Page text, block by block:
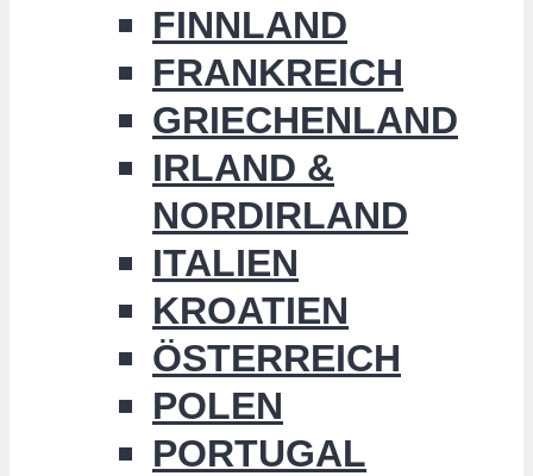
FINNLAND
FRANKREICH
GRIECHENLAND
IRLAND &
NORDIRLAND
ITALIEN
KROATIEN
ÖSTERREICH
POLEN
PORTUGAL